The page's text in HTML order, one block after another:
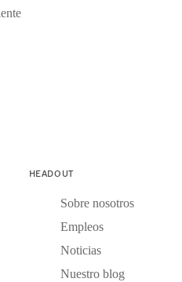
HEADOUT
Sobre nosotros
Empleos
Noticias
Nuestro blog